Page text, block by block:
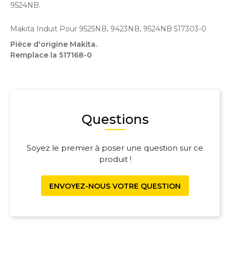
9524NB .
Makita Induit Pour 9525NB, 9423NB, 9524NB 517303-0
Pièce d'origine Makita.
Remplace la 517168-0
Questions
Soyez le premier à poser une question sur ce
produit !
ENVOYEZ-NOUS VOTRE QUESTION